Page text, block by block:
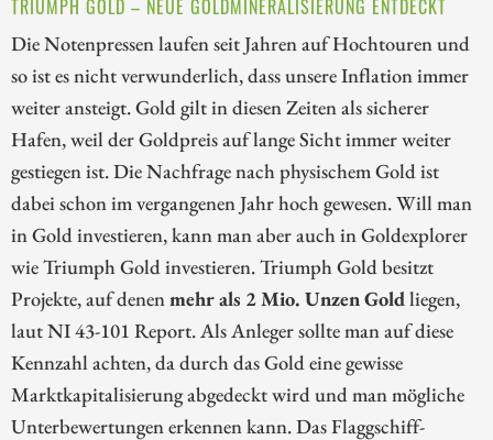
TRIUMPH GOLD – NEUE GOLDMINERALISIERUNG ENTDECKT
Die Notenpressen laufen seit Jahren auf Hochtouren und
so ist es nicht verwunderlich, dass unsere Inflation immer
weiter ansteigt. Gold gilt in diesen Zeiten als sicherer
Hafen, weil der Goldpreis auf lange Sicht immer weiter
gestiegen ist. Die Nachfrage nach physischem Gold ist
dabei schon im vergangenen Jahr hoch gewesen. Will man
in Gold investieren, kann man aber auch in Goldexplorer
wie Triumph Gold investieren. Triumph Gold besitzt
Projekte, auf denen mehr als 2 Mio. Unzen Gold liegen,
laut NI 43-101 Report. Als Anleger sollte man auf diese
Kennzahl achten, da durch das Gold eine gewisse
Marktkapitalisierung abgedeckt wird und man mögliche
Unterbewertungen erkennen kann. Das Flaggschiff-